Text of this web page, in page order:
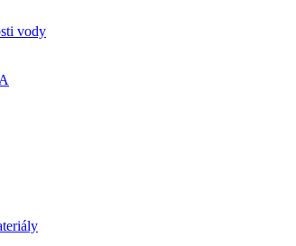
vody